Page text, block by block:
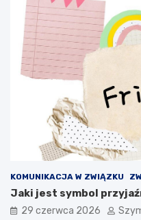
KOMUNIKACJA W ZWIĄZKU
Jaki jest symbol
29 czerwca 2026